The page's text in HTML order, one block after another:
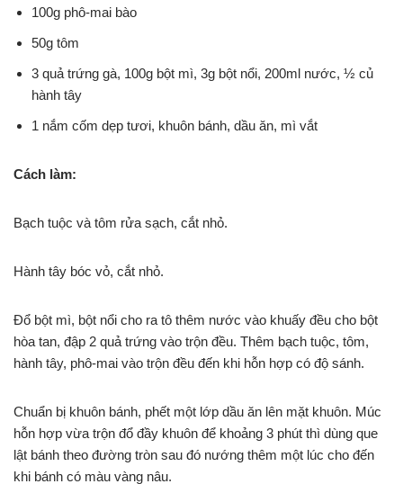
100g phô-mai bào
50g tôm
3 quả trứng gà, 100g bột mì, 3g bột nổi, 200ml nước, ½ củ
hành tây
1 nắm cốm dẹp tươi, khuôn bánh, dầu ăn, mì vắt
Cách làm:
Bạch tuộc và tôm rửa sạch, cắt nhỏ.
Hành tây bóc vỏ, cắt nhỏ.
Đổ bột mì, bột nổi cho ra tô thêm nước vào khuấy đều cho bột
hòa tan, đập 2 quả trứng vào trộn đều. Thêm bạch tuộc, tôm,
hành tây, phô-mai vào trộn đều đến khi hỗn hợp có độ sánh.
Chuẩn bị khuôn bánh, phết một lớp dầu ăn lên mặt khuôn. Múc
hỗn hợp vừa trộn đổ đầy khuôn để khoảng 3 phút thì dùng que
lật bánh theo đường tròn sau đó nướng thêm một lúc cho đến
khi bánh có màu vàng nâu.